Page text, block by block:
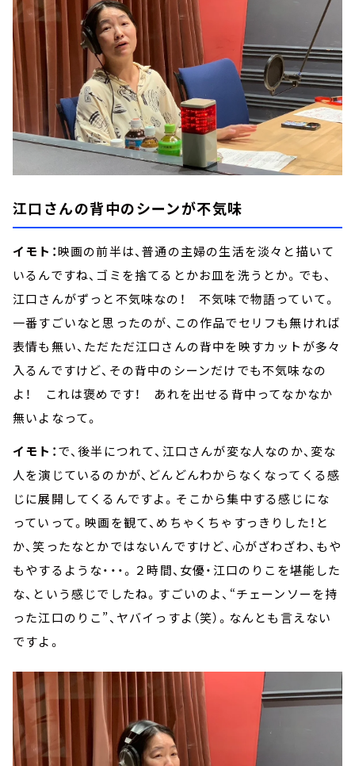
江口さんの背中のシーンが不気味
イモト：映画の前半は、普通の主婦の生活を淡々と描いて
いるんですね、ゴミを捨てるとかお皿を洗うとか。でも、
江口さんがずっと不気味なの！ 不気味で物語っていて。
一番すごいなと思ったのが、この作品でセリフも無ければ
表情も無い、ただただ江口さんの背中を映すカットが多々
入るんですけど、その背中のシーンだけでも不気味なの
よ！ これは褒めです！ あれを出せる背中ってなかなか
無いよなって。
イモト：で、後半につれて、江口さんが変な人なのか、変な
人を演じているのかが、どんどんわからなくなってくる感
じに展開してくるんですよ。そこから集中する感じにな
っていって。映画を観て、めちゃくちゃすっきりした！と
か、笑ったなとかではないんですけど、心がざわざわ、もや
もやするような・・・。２時間、女優・江口のりこを堪能した
な、という感じでしたね。すごいのよ、“チェーンソーを持
った江口のりこ”、ヤバイっすよ（笑）。なんとも言えない
ですよ。